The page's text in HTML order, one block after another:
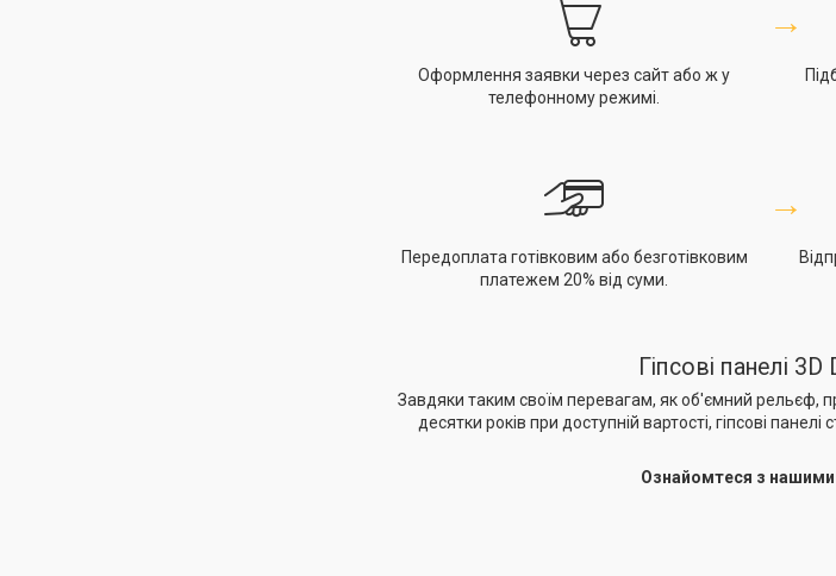
Оформлення заявки через сайт або ж у
телефонному режимі.
→
Передоплата готівковим або безготівковим
платежем 20% від суми.
→
Гіпсові панелі
Завдяки таким своїм перевагам, як об'ємний рельєф,
десятки років при доступній вартості, гіпсові
Ознайомтеся з нашими